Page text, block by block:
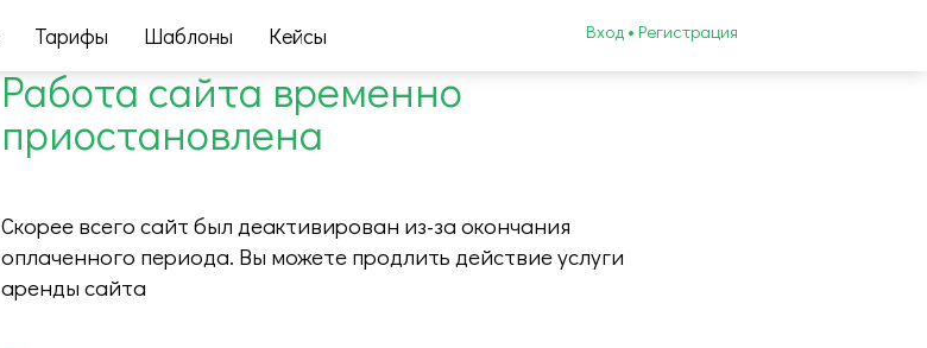
Тарифы Шаблоны Кейсы Вход • Регистрация
Работа сайта временно
приостановлена
Скорее всего сайт был деактивирован из-за окончания
оплаченного периода. Вы можете продлить действие услуги
аренды сайта